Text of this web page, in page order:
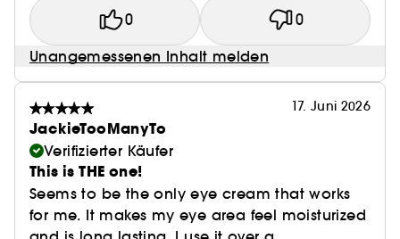
0 0
Unangemessenen Inhalt melden
17. Juni 2026
JackieTooManyTo
Verifizierter Käufer
This is THE one!
Seems to be the only eye cream that works
for me. It makes my eye area feel moisturized